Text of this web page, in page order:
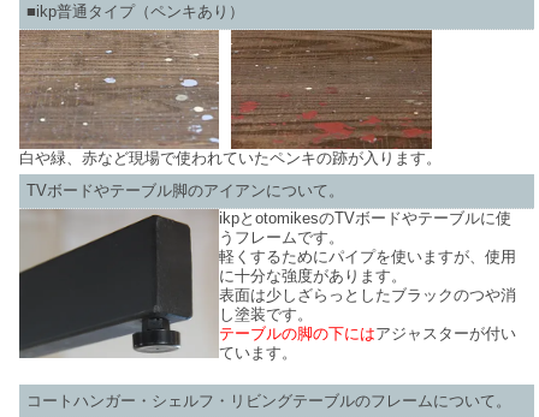
■ikp普通タイプ（ペンキあり）
白や緑、赤など現場で使われていたペンキの跡が入ります。
TVボードやテーブル脚のアイアンについて。
ikpとotomikesのTVボードやテーブルに使
うフレームです。
軽くするためにパイプを使いますが、使用
に十分な強度があります。
表面は少しざらっとしたブラックのつや消
し塗装です。
テーブルの脚の下にはアジャスターが付い
ています。
コートハンガー・シェルフ・リビングテーブルのフレームについて。